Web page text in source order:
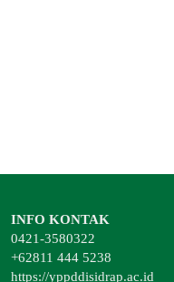
INFO KONTAK
0421-3580322
+62811 444 5238
https://yppddisidrap.ac.id